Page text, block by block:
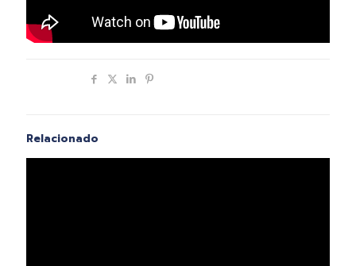
Relacionado